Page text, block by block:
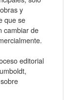
y
que se
cambiar de
editorial